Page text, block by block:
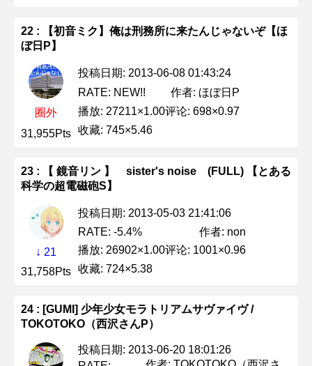
22 : 【初音ミク】俺は刑務所に来たんじゃないぞ【ほ
ぼ日P】
圈外
31,955Pts
投稿日期: 2013-06-08 01:43:24
RATE: NEW!!
作者: ほぼ日P
播放: 27211×1.00评论: 698×0.97
收藏: 745×5.46
23 : 【 鏡音リン 】 sister's noise (FULL) 【とある
科学の超電磁砲S】
↓ 21
31,758Pts
投稿日期: 2013-05-03 21:41:06
RATE: -5.4%
作者: non
播放: 26902×1.00评论: 1001×0.96
收藏: 724×5.38
24 : [GUMI] 少年少女モラトリアムサヴァイヴ /
TOKOTOKO（西沢さんP）
投稿日期: 2013-06-20 18:01:26